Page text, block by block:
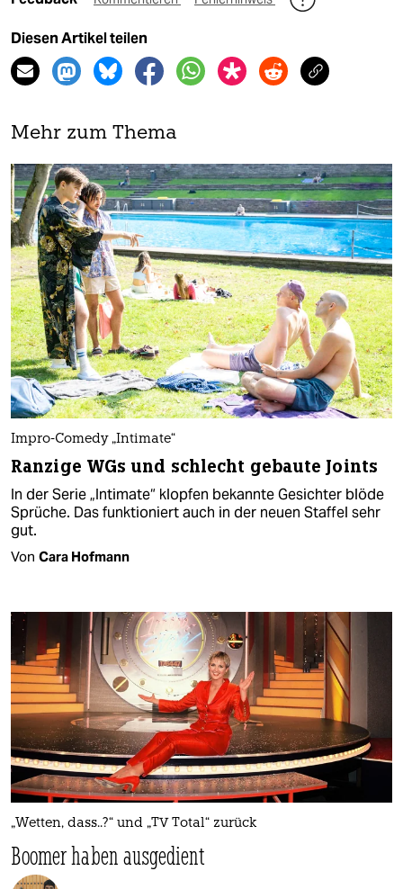
Diesen Artikel teilen
Mehr zum Thema
Impro-Comedy „Intimate“
Ranzige WGs und schlecht gebaute Joints
In der Serie „Intimate“ klopfen bekannte Gesichter blöde
Sprüche. Das funktioniert auch in der neuen Staffel sehr
gut.
Von Cara Hofmann
„Wetten, dass..?“ und „TV Total“ zurück
Boomer haben ausgedient